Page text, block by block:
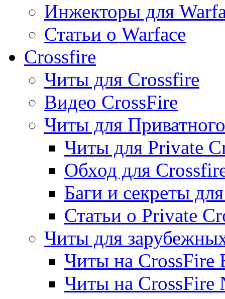
Инжекторы для
Статьи о Warface
Crossfire
Читы для Crossfire
Видео CrossFire
Читы для
Читы для Private
Обход для
Баги и секреты
Статьи о Private
Читы для
Читы на CrossFire
Читы на CrossFire